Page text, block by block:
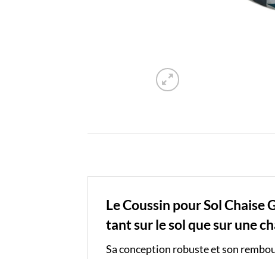
Le Coussin pour Sol
tant sur le sol que sur une
Sa conception robuste et son